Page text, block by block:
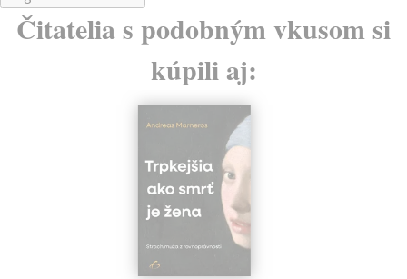
Čitatelia s podobným vkusom si
kúpili aj: